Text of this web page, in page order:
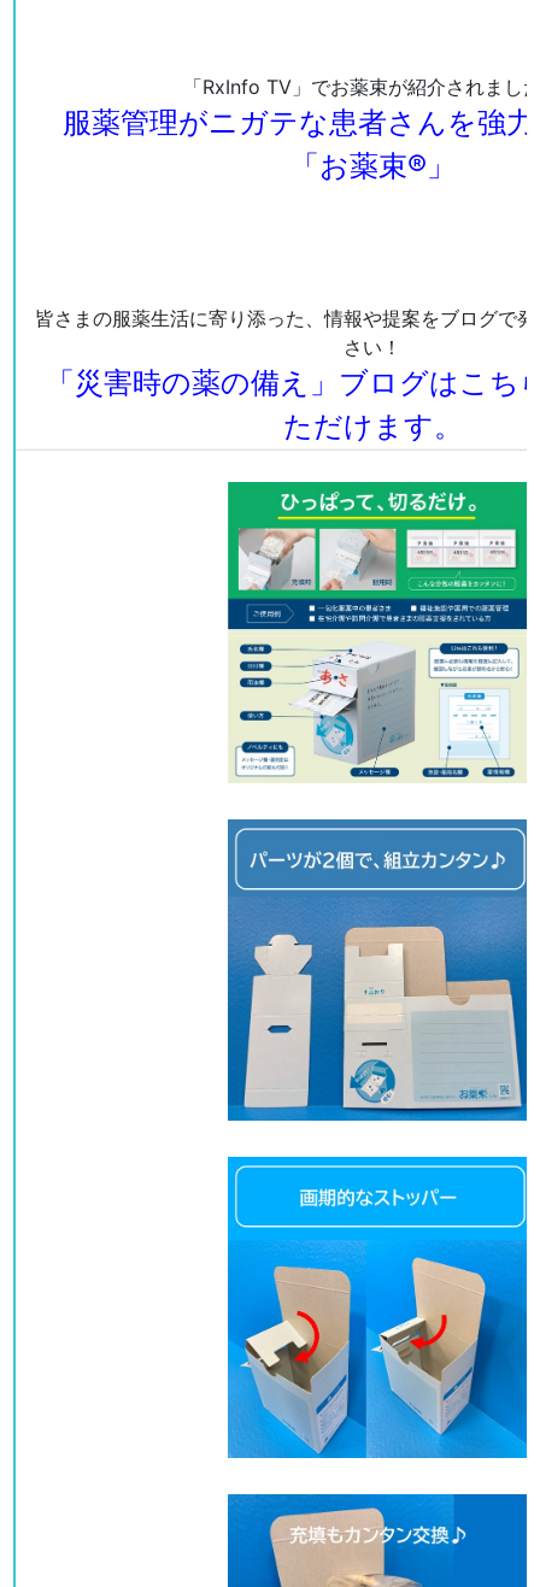
「RxInfo TV」でお薬束が紹介されまし
服薬管理がニガテな患者さんを強
「お薬束®」
皆さまの服薬生活に寄り添った、情報や提案をブログで
さい！
「災害時の薬の備え」ブログはこち
ただけます。